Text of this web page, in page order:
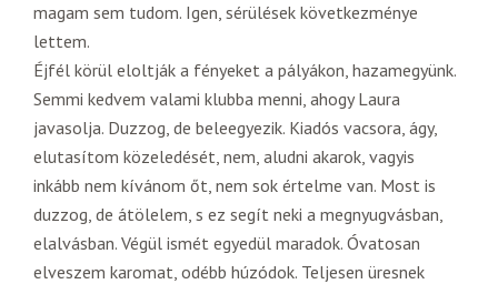
magam sem tudom. Igen, sérülések következménye
lettem.
Éjfél körül eloltják a fényeket a pályákon, hazamegyünk.
Semmi kedvem valami klubba menni, ahogy Laura
javasolja. Duzzog, de beleegyezik. Kiadós vacsora, ágy,
elutasítom közeledését, nem, aludni akarok, vagyis
inkább nem kívánom őt, nem sok értelme van. Most is
duzzog, de átölelem, s ez segít neki a megnyugvásban,
elalvásban. Végül ismét egyedül maradok. Óvatosan
elveszem karomat, odébb húzódok. Teljesen üresnek